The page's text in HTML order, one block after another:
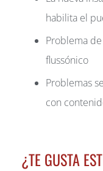
habilita el
Problema
flussónico
Problemas
con
¿TE GUSTA